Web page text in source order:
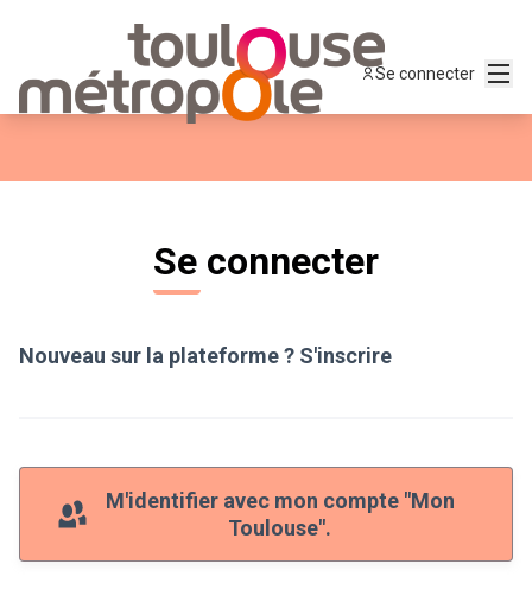
Se connecter
Se connecter
Nouveau sur la plateforme ? S'inscrire
M'identifier avec mon compte "Mon
Toulouse".